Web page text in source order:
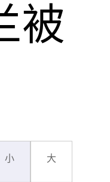
被
小 大